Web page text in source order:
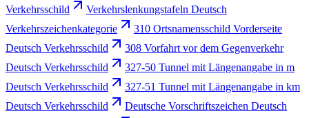
Verkehrsschild
Verkehrslenkungstafeln Deutsch
Verkehrszeichenkategorie
310 Ortsnamensschild Vorderseite
Deutsch Verkehrsschild
308 Vorfahrt vor dem Gegenverkehr
Deutsch Verkehrsschild
327-50 Tunnel mit Längenangabe in m
Deutsch Verkehrsschild
327-51 Tunnel mit Längenangabe in km
Deutsch Verkehrsschild
Deutsche Vorschriftszeichen Deutsch